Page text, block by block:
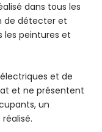
dans tous les
de détecter et
les peintures et
et de
et ne présentent
un